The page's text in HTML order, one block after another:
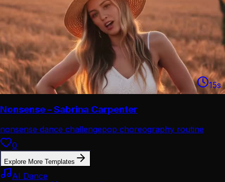
15s
Nonsense – Sabrina Carpenter
nonsense dance challengepop choreography routine
0
Explore More Templates
AI Dance